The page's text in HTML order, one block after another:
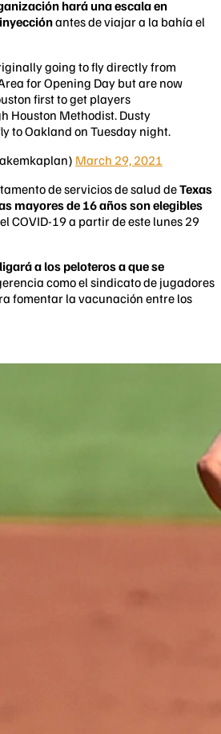
hará una escala en
antes de viajar a la bahía el
going to fly directly from
for Opening Day but are now
first to get players
Houston Methodist. Dusty
to Oakland on Tuesday night.
March 29, 2021
de servicios de salud deTexas
mayores de 16 años son elegibles
COVID-19 a partir de este lunes 29
a los peloteros a que se
como el sindicato de jugadores
fomentar la vacunación entre los